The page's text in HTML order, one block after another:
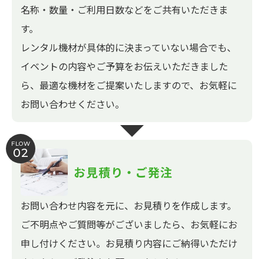
名称・数量・ご利用日数などをご共有いただきま
す。
レンタル機材が具体的に決まっていない場合でも、
イベントの内容やご予算をお伝えいただきました
ら、最適な機材をご提案いたしますので、お気軽に
お問い合わせください。
FLOW
02
お見積り・ご発注
お問い合わせ内容を元に、お見積りを作成します。
ご不明点やご質問等がございましたら、お気軽にお
申し付けください。お見積り内容にご納得いただけ